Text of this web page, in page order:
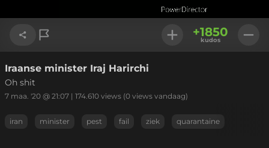
Link kopiëren
+1850
kudos
Iraanse minister Iraj Harirchi
Oh shit
7 maa. '20 @ 21:07 | 174.610 views (0 views vandaag)
iran minister pest fail ziek quarantaine